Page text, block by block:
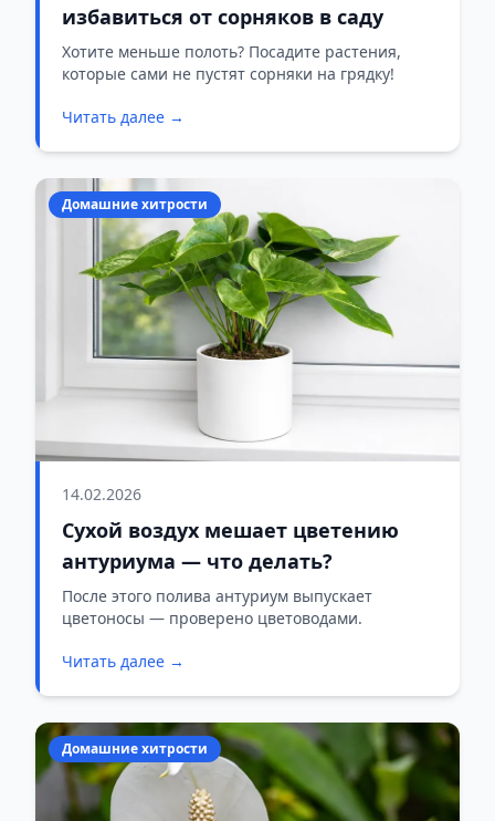
избавиться от сорняков в саду
Хотите меньше полоть? Посадите растения,
которые сами не пустят сорняки на грядку!
Читать далее →
Домашние хитрости
14.02.2026
Сухой воздух мешает цветению
антуриума — что делать?
После этого полива антуриум выпускает
цветоносы — проверено цветоводами.
Читать далее →
Домашние хитрости